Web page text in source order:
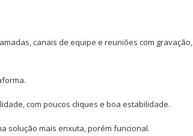
canais de equipe e reuniões com gravação,
com poucos cliques e boa estabilidade.
solução mais enxuta, porém funcional.